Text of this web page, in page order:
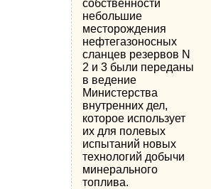
собственности
небольшие
месторождения
нефтегазоносных
сланцев резервов N
2 и 3 были переданы
в ведение
Министерства
внутренних дел,
которое использует
их для полевых
испытаний новых
технологий добычи
минерального
топлива.